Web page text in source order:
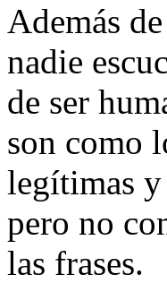
Además
nadie
de ser
son como
legítimas
pero no
las frases.